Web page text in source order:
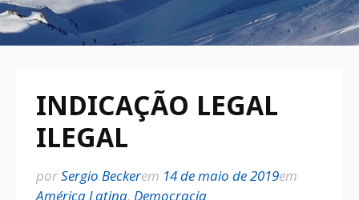
INDICAÇÃO LEGAL
ILEGAL
porSergio Beckerem 14 de maio de 2019em
América Latina, Democracia